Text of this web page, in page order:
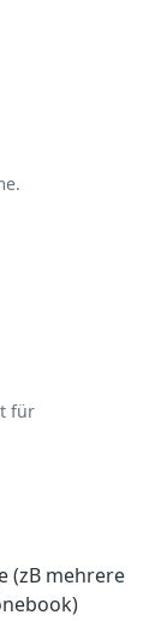
für
(zB mehrere